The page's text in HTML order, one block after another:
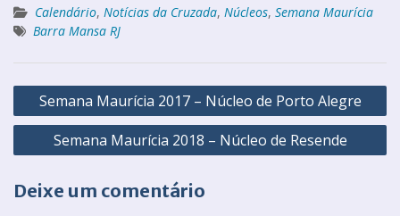
Calendário, Notícias da Cruzada, Núcleos, Semana Maurícia
Barra Mansa RJ
Semana Maurícia 2017 – Núcleo de Porto Alegre
Semana Maurícia 2018 – Núcleo de Resende
Deixe um comentário